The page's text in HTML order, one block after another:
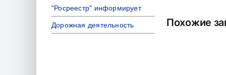
Похожие
"Росреестр" информирует
Дорожная деятельность